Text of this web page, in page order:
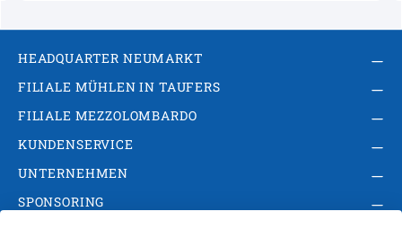
HEADQUARTER NEUMARKT
FILIALE MÜHLEN IN TAUFERS
FILIALE MEZZOLOMBARDO
KUNDENSERVICE
UNTERNEHMEN
SPONSORING